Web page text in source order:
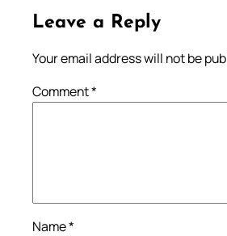
Leave a Reply
Your email address will not be
Comment*
Name*